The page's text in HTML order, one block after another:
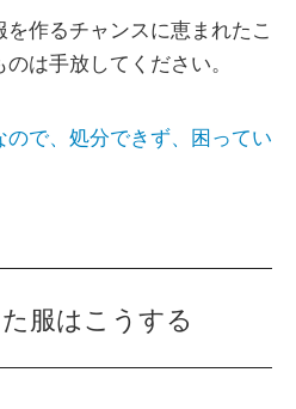
作るチャンスに恵まれたこ
は手放してください。
で、処分できず、困ってい
服はこうする